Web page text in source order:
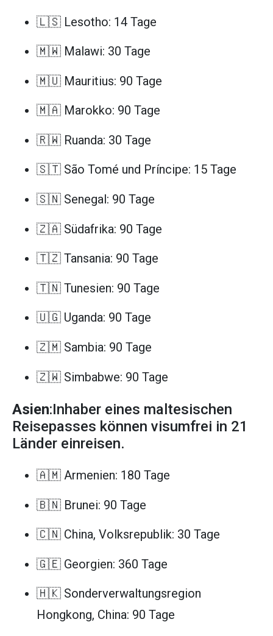
🇱🇸 Lesotho: 14 Tage
🇲🇼 Malawi: 30 Tage
🇲🇺 Mauritius: 90 Tage
🇲🇦 Marokko: 90 Tage
🇷🇼 Ruanda: 30 Tage
🇸🇹 São Tomé und Príncipe: 15 Tage
🇸🇳 Senegal: 90 Tage
🇿🇦 Südafrika: 90 Tage
🇹🇿 Tansania: 90 Tage
🇹🇳 Tunesien: 90 Tage
🇺🇬 Uganda: 90 Tage
🇿🇲 Sambia: 90 Tage
🇿🇼 Simbabwe: 90 Tage
Asien:Inhaber eines maltesischen
Reisepasses können visumfrei in 21
Länder einreisen.
🇦🇲 Armenien: 180 Tage
🇧🇳 Brunei: 90 Tage
🇨🇳 China, Volksrepublik: 30 Tage
🇬🇪 Georgien: 360 Tage
🇭🇰 Sonderverwaltungsregion
Hongkong, China: 90 Tage